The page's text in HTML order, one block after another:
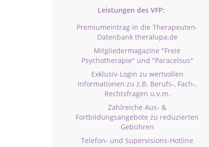
Leistungen des VFP:
Premiumeintrag in die Therapeuten-
Datenbank theralupa.de
Mitgliedermagazine "Freie
Psychotherapie" und "Paracelsus"
Exklusiv-Login zu wertvollen
Informationen zu z.B. Berufs-, Fach-,
Rechtsfragen u.v.m.
Zahlreiche Aus- &
Fortbildungsangebote zu reduzierten
Gebühren
Telefon- und Supervisions-Hotline